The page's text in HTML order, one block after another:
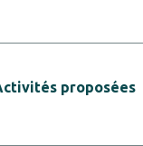
proposées